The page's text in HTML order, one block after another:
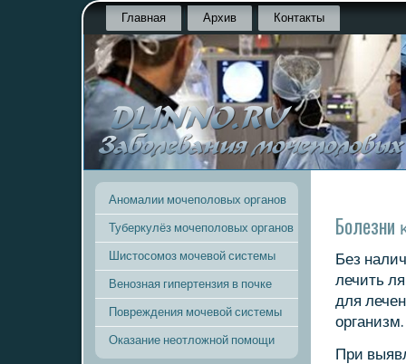
Главная Архив Контакты
Аномалии мочеполовых органов
Туберкулёз мочеполовых органов
Шистосомоз мочевой системы
Венозная гипертензия в почке
Повреждения мочевой системы
Оказание неотложной помощи
Болезни
Без
лечить
для
организм.
При